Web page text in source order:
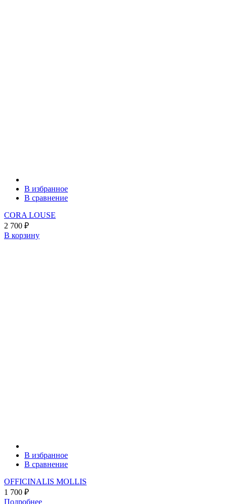
В избранное
В сравнение
CORA LOUSE
2 700 ₽
В корзину
В избранное
В сравнение
OFFICINALIS MOLLIS
1 700 ₽
Подробнее